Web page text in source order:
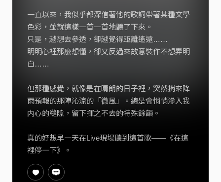
一直以來，我似乎都深信著他的歌詞帶著某種文學
色彩，並就這樣一首一首地聽了下來。
只是，越想去參透，卻越覺得距離遙遠……
明明心裡那麼想懂，卻又反過來故意裝作不想弄明
白……
但那種感覺，就像是在晴朗的日子裡，突然捎來降
雨預報的那陣沁涼的「微風」。總是會悄悄滲入我
内心的縫隙，留下揮之不去的特殊餘韻。
真的好想早一天在Live現場聽到這首歌——《在這
裡停一下》。